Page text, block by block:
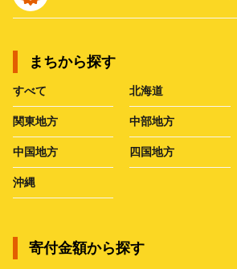
まちから探す
すべて 北海道
関東地方 中部地方
中国地方 四国地方
沖縄
寄付金額から探す